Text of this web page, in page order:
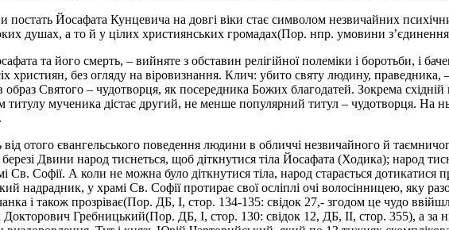
Йосафата Кунцевича на довгі віки стає символом незвичайних
душах, а то й у цілих християнських громадах(Пор. нпр. умовини
та його смерть, – вийняте з обставин релігійної полеміки і боротьби, і
християн, без огляду на віровизнання. Клич: убито святу людину,
Святого – чудотворця, як посередника Божих благодатей. Зокрема східній
мученика дістає другий, не менше популярний титул – чудотворця. На
від отого євангельського поведення людини в обличчі незвичайного й
Двини народ тиснеться, щоб діткнутися тіла Йосафата (Ходика); народ
Св. Софії. А коли не можна було діткнутися тіла, народ старається
надрадник, у храмі Св. Софії протирає свої осліплі очі волосінницею, яку
і також прозріває(Пор. ДБ, І, стор. 134-135: свідок 27,- згодом це чудо
Гребницький(Пор. ДБ, І, стор. 130: свідок 12, ДБ, ІІ, стор. 355), а